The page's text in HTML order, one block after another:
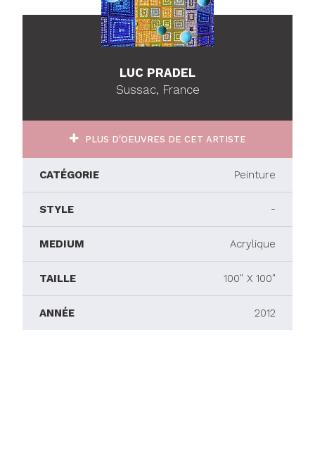
LUC PRADEL
Sussac, France
PLUS D'OEUVRES DE CET ARTISTE
CATÉGORIE Peinture
STYLE -
MEDIUM Acrylique
TAILLE 100" X 100"
ANNÉE 2012